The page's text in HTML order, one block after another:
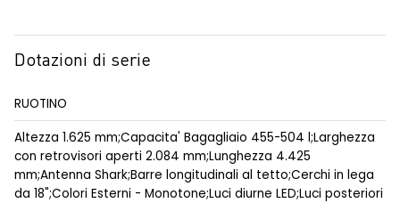
Dotazioni di serie
RUOTINO
Altezza 1.625 mm;Capacita' Bagagliaio 455-504 l;Larghezza
con retrovisori aperti 2.084 mm;Lunghezza 4.425
mm;Antenna Shark;Barre longitudinali al tetto;Cerchi in lega
da 18";Colori Esterni - Monotone;Luci diurne LED;Luci posteriori